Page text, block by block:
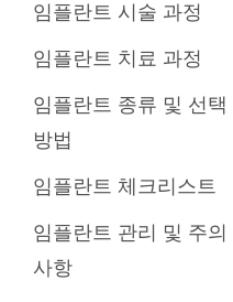
임플란트 시술 과정
임플란트 치료 과정
임플란트 종류 및 선택
방법
임플란트 체크리스트
임플란트 관리 및 주의
사항